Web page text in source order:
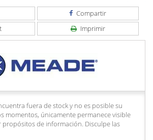
Compartir
Imprimir
fuera de stock y no es posible su
momentos, únicamente permanece visible
de información. Disculpe las